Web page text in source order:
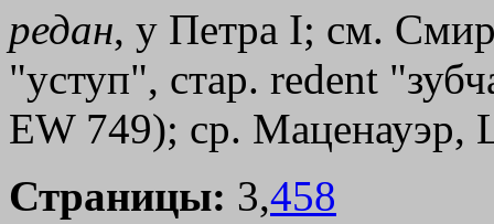
редан, у Петра I; см.
"уступ", стар. redent
ЕW 749); ср. Маценауэр,
Страницы: 3,458